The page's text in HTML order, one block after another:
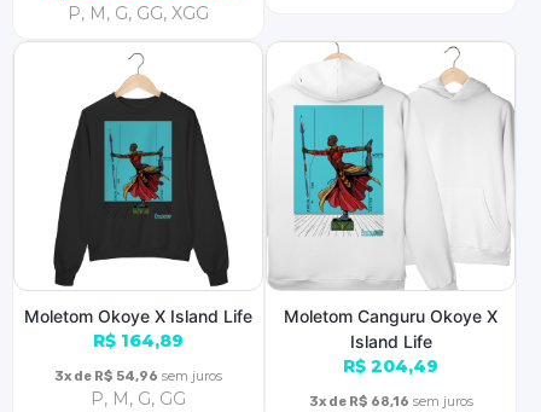
P, M, G, GG, XGG
Moletom Okoye X Island Life
R$ 164,89
3x de R$ 54,96 sem juros
P, M, G, GG
Moletom Canguru Okoye X
Island Life
R$ 204,49
3x de R$ 68,16 sem juros